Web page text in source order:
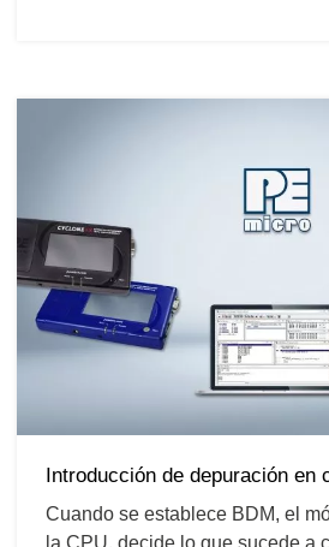
Introducción de depuración en
Cuando se establece BDM, el